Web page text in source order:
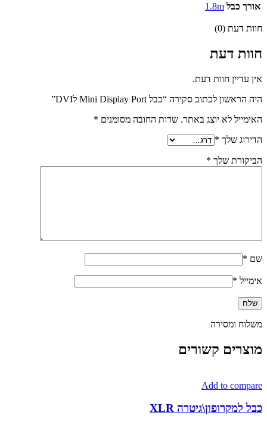
אורך כבל 1.8m
חוות דעת (0)
חוות דעת
אין עדיין חוות דעת.
היה הראשון לכתוב סקירה “כבל Mini Display Port לDVI”
האימייל לא יוצג באתר. שדות החובה מסומנים *
הדירוג שלך *
הביקורת שלך *
שם *
אימייל *
משלוח ומסירה
מוצרים קשורים
Add to compare
כבל למקרופון\גיטרה XLR